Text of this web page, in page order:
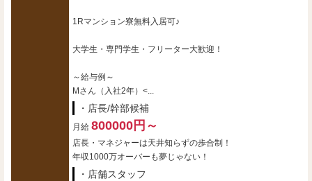
1Rマンション寮無料入居可♪
大学生・専門学生・フリーター大歓迎！
～給与例～
Mさん（入社2年）<...
・店長/幹部候補
月給 800000円～
店長・マネジャーは天井知らずの歩合制！
年収1000万オーバーも夢じゃない！
・店舗スタッフ